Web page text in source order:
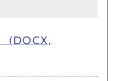
(DOCX,